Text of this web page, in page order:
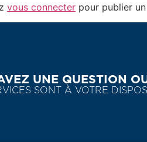
vous connecter pour publier
UNE QUESTION
SONT À VOTRE